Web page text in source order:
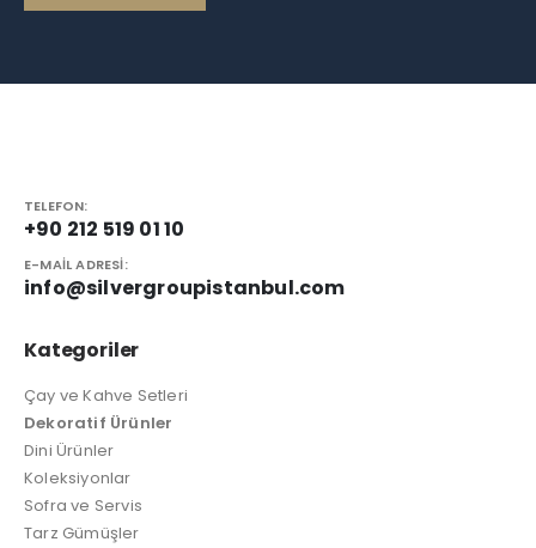
TELEFON:
+90 212 519 01 10
E-MAIL ADRESI:
info@silvergroupistanbul.com
Kategoriler
Çay ve Kahve Setleri
Dekoratif Ürünler
Dini Ürünler
Koleksiyonlar
Sofra ve Servis
Tarz Gümüşler